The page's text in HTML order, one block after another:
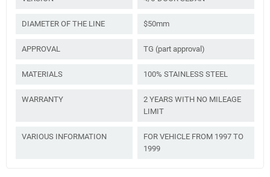
DIAMETER OF THE LINE $50mm
APPROVAL TG (part approval)
MATERIALS 100% STAINLESS STEEL
WARRANTY
2 YEARS WITH NO MILEAGE
LIMIT
VARIOUS INFORMATION
FOR VEHICLE FROM 1997 TO
1999